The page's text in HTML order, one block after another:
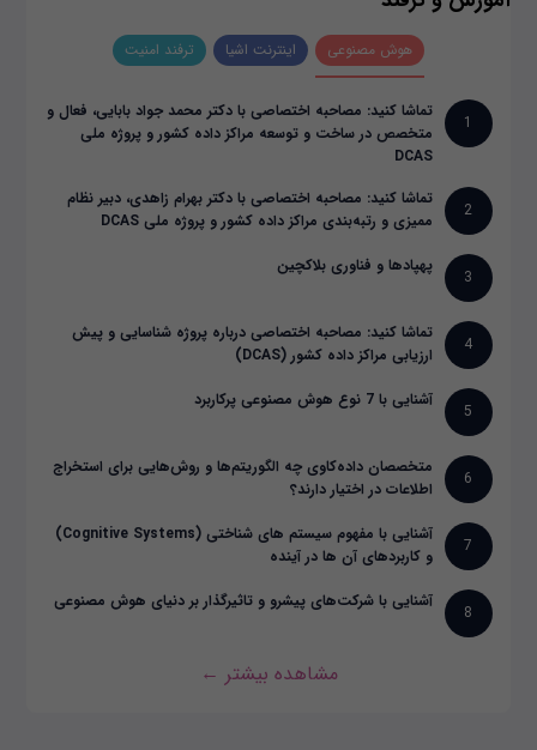
هوش مصنوعی اینترنت اشیا ترفند امنیت
1
تماشا کنید: مصاحبه اختصاصی با دکتر محمد جواد بابایی، فعال و
متخصص در ساخت و توسعه مراکز داده کشور و پروژه ملی
DCAS
2
تماشا کنید: مصاحبه اختصاصی با دکتر بهرام زاهدی، دبیر نظام
ممیزی و رتبه‌بندی مراکز داده کشور و پروژه ملی DCAS
3
پهپادها و فناوری بلاکچین
4
تماشا کنید: مصاحبه اختصاصی درباره پروژه شناسایی و پیش
ارزیابی مراکز داده کشور (DCAS)
5
آشنایی با 7 نوع هوش مصنوعی پرکاربرد
6
متخصصان داده‌کاوی چه الگوریتم‌ها و روش‌هایی برای استخراج
اطلاعات در اختیار دارند؟
7
آشنایی با مفهوم سیستم های شناختی (Cognitive Systems)
و کاربردهای آن ها در آینده
8
آشنایی با شرکت‌های پیشرو و تاثیرگذار بر دنیای هوش مصنوعی
مشاهده بیشتر ←